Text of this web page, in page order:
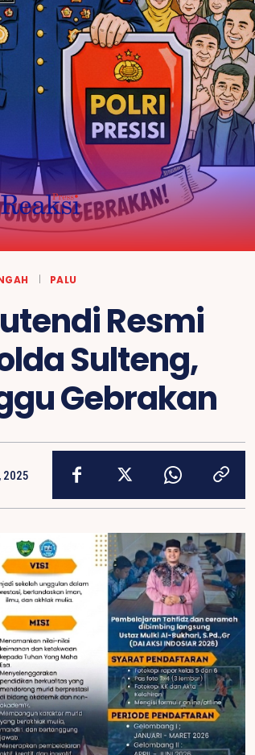
PALU
Resmi
Sulteng,
Gebrakan
2025